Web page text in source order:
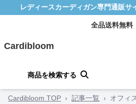
レディースカーディガン専門通販サ
全品送料無料
Cardibloom
商品を検索する
Cardibloom TOP › 記事一覧 › オフィ